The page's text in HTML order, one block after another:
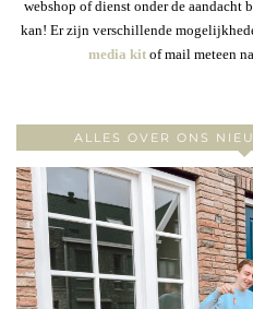
webshop of dienst onder de aandacht
kan! Er zijn verschillende
media kitof mail meteen
ALLES OVER ONS